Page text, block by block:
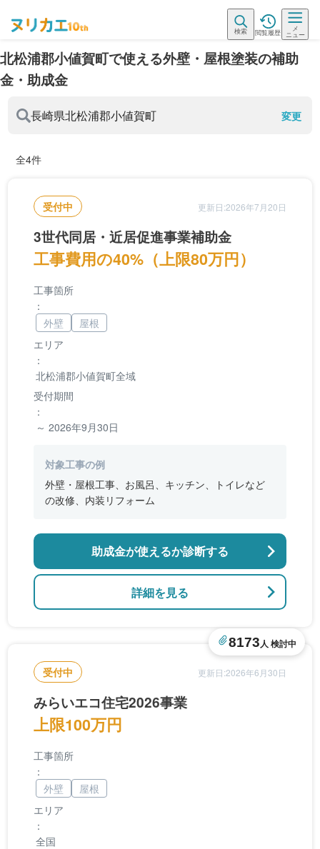
検索 閲覧履歴
メ
ニュー
北松浦郡小値賀町で使える外壁・屋根塗装の補助
金・助成金
長崎県北松浦郡小値賀町 変更
全4件
受付中 更新日:2026年7月20日
3世代同居・近居促進事業補助金
工事費用の40%（上限80万円）
エリア
：
北松浦郡小値賀町全域
受付期間
：
～ 2026年9月30日
工事箇所
：
外壁
屋根
対象工事の例
外壁・屋根工事、お風呂、キッチン、トイレなど
の改修、内装リフォーム
詳細を見る
助成金が使えるか診断する
受付中 更新日:2026年6月30日
みらいエコ住宅2026事業
上限100万円
8173人 検討中
エリア
：
全国
工事箇所
：
外壁
屋根